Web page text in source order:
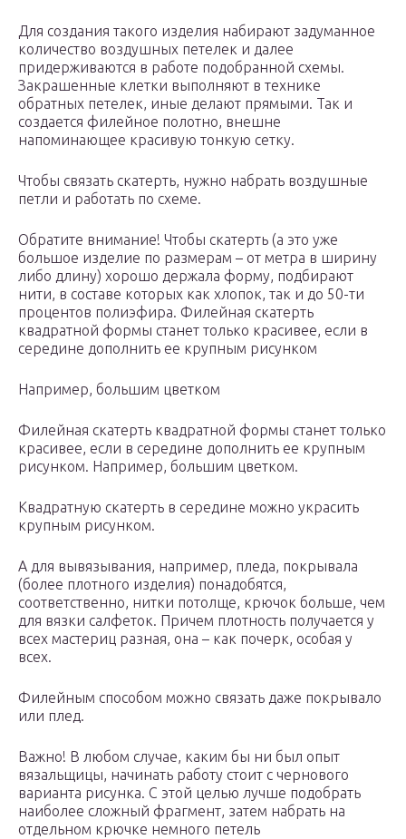
Для создания такого изделия набирают задуманное
количество воздушных петелек и далее
придерживаются в работе подобранной схемы.
Закрашенные клетки выполняют в технике
обратных петелек, иные делают прямыми. Так и
создается филейное полотно, внешне
напоминающее красивую тонкую сетку.
Чтобы связать скатерть, нужно набрать воздушные
петли и работать по схеме.
Обратите внимание! Чтобы скатерть (а это уже
большое изделие по размерам – от метра в ширину
либо длину) хорошо держала форму, подбирают
нити, в составе которых как хлопок, так и до 50-ти
процентов полиэфира. Филейная скатерть
квадратной формы станет только красивее, если в
середине дополнить ее крупным рисунком
Например, большим цветком
Филейная скатерть квадратной формы станет только
красивее, если в середине дополнить ее крупным
рисунком. Например, большим цветком.
Квадратную скатерть в середине можно украсить
крупным рисунком.
А для вывязывания, например, пледа, покрывала
(более плотного изделия) понадобятся,
соответственно, нитки потолще, крючок больше, чем
для вязки салфеток. Причем плотность получается у
всех мастериц разная, она – как почерк, особая у
всех.
Филейным способом можно связать даже покрывало
или плед.
Важно! В любом случае, каким бы ни был опыт
вязальщицы, начинать работу стоит с чернового
варианта рисунка. С этой целью лучше подобрать
наиболее сложный фрагмент, затем набрать на
отдельном крючке немного петель